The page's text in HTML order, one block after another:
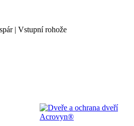
| Vstupní rohože